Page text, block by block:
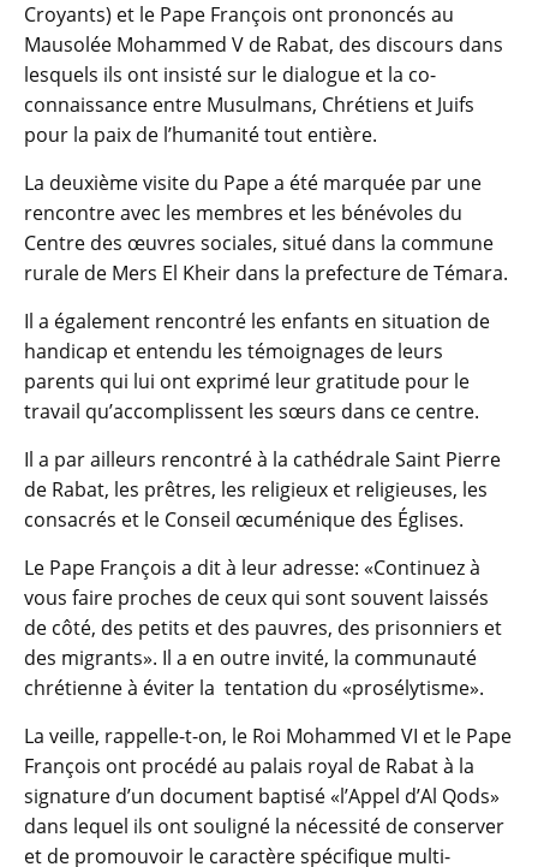
Croyants) et le Pape François ont prononcés au
Mausolée Mohammed V de Rabat, des discours dans
lesquels ils ont insisté sur le dialogue et la co-
connaissance entre Musulmans, Chrétiens et Juifs
pour la paix de l’humanité tout entière.
La deuxième visite du Pape a été marquée par une
rencontre avec les membres et les bénévoles du
Centre des œuvres sociales, situé dans la commune
rurale de Mers El Kheir dans la prefecture de Témara.
Il a également rencontré les enfants en situation de
handicap et entendu les témoignages de leurs
parents qui lui ont exprimé leur gratitude pour le
travail qu’accomplissent les sœurs dans ce centre.
Il a par ailleurs rencontré à la cathédrale Saint Pierre
de Rabat, les prêtres, les religieux et religieuses, les
consacrés et le Conseil œcuménique des Églises.
Le Pape François a dit à leur adresse: «Continuez à
vous faire proches de ceux qui sont souvent laissés
de côté, des petits et des pauvres, des prisonniers et
des migrants». Il a en outre invité, la communauté
chrétienne à éviter la tentation du «prosélytisme».
La veille, rappelle-t-on, le Roi Mohammed VI et le Pape
François ont procédé au palais royal de Rabat à la
signature d’un document baptisé «l’Appel d’Al Qods»
dans lequel ils ont souligné la nécessité de conserver
et de promouvoir le caractère spécifique multi-